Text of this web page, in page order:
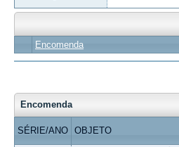
Encomenda
Encomenda
SÉRIE/ANO OBJETO